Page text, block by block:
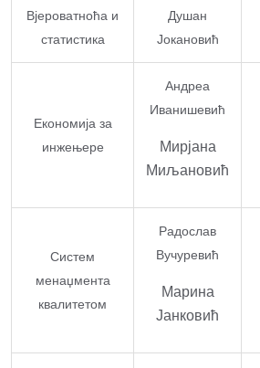
Вјероватноћа и
статистика
Душан
Јокановић
Економија за
инжењерe
Андреа
Иванишевић
Мирјана
Миљановић
Систем
менаџмента
квалитетом
Радослав
Вучуревић
Марина
Јанковић